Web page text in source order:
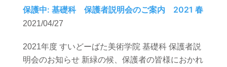
保護中: 基礎科 保護者説明会のご案内 2021 春
2021/04/27
2021年度 すいどーばた美術学院 基礎科 保護者説
明会のお知らせ 新緑の候、保護者の皆様におかれ